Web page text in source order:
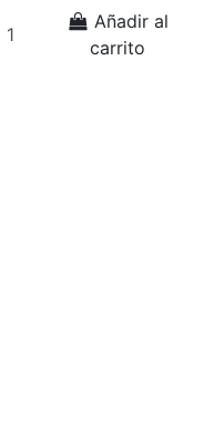
Añadir al
carrito